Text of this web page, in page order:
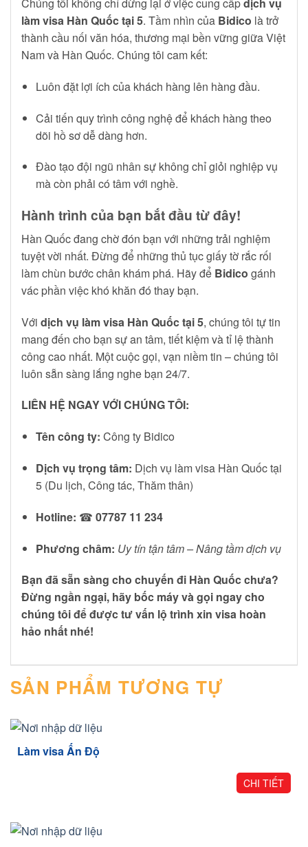
làm visa Hàn Quốc tại 5. Tầm nhìn của Bidico là trở
thành cầu nối văn hóa, thương mại bền vững giữa Việt
Nam và Hàn Quốc. Chúng tôi cam kết:
Luôn đặt lợi ích của khách hàng lên hàng đầu.
Cải tiến quy trình công nghệ để khách hàng theo
dõi hồ sơ dễ dàng hơn.
Đào tạo đội ngũ nhân sự không chỉ giỏi nghiệp vụ
mà còn phải có tâm với nghề.
Hành trình của bạn bắt đầu từ đây!
Hàn Quốc đang chờ đón bạn với những trải nghiệm
tuyệt vời nhất. Đừng để những thủ tục giấy tờ rắc rối
làm chùn bước chân khám phá. Hãy để Bidico gánh
vác phần việc khó khăn đó thay bạn.
Với dịch vụ làm visa Hàn Quốc tại 5, chúng tôi tự tin
mang đến cho bạn sự an tâm, tiết kiệm và tỉ lệ thành
công cao nhất. Một cuộc gọi, vạn niềm tin – chúng tôi
luôn sẵn sàng lắng nghe bạn 24/7.
LIÊN HỆ NGAY VỚI CHÚNG TÔI:
Tên công ty: Công ty Bidico
Dịch vụ trọng tâm: Dịch vụ làm visa Hàn Quốc tại
5 (Du lịch, Công tác, Thăm thân)
Hotline: ☎ 07787 11 234
Phương châm: Uy tín tận tâm – Nâng tầm dịch vụ
Bạn đã sẵn sàng cho chuyến đi Hàn Quốc chưa?
Đừng ngần ngại, hãy bốc máy và gọi ngay cho
chúng tôi để được tư vấn lộ trình xin visa hoàn
hảo nhất nhé!
SẢN PHẨM TƯƠNG TỰ
Làm visa Ấn Độ
CHI TIẾT